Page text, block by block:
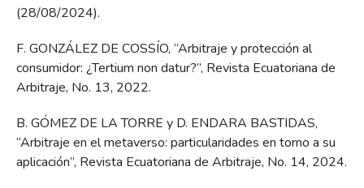
(28/08/2024).
F. GONZÁLEZ DE COSSÍO, “Arbitraje y protección al
consumidor: ¿Tertium non datur?”, Revista Ecuatoriana de
Arbitraje, No. 13, 2022.
B. GÓMEZ DE LA TORRE y D. ENDARA BASTIDAS,
“Arbitraje en el metaverso: particularidades en torno a su
aplicación”, Revista Ecuatoriana de Arbitraje, No. 14, 2024.